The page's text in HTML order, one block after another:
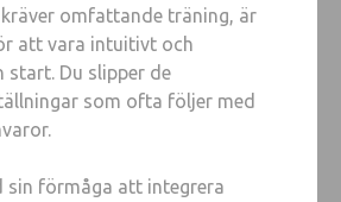
omfattande träning, är
att vara intuitivt och
start. Du slipper de
som ofta följer med
sin förmåga att integrera